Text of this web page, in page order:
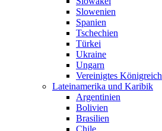
Slowenien
Spanien
Tschechien
Türkei
Ukraine
Ungarn
Vereinigtes Königreich
Lateinamerika und Karibik
Argentinien
Bolivien
Brasilien